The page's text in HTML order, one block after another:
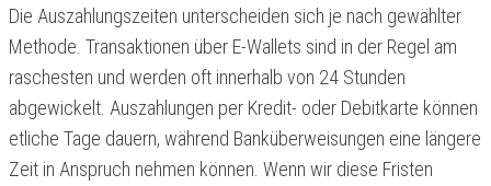
Die Auszahlungszeiten unterscheiden sich je nach gewählter
Methode. Transaktionen über E-Wallets sind in der Regel am
raschesten und werden oft innerhalb von 24 Stunden
abgewickelt. Auszahlungen per Kredit- oder Debitkarte können
etliche Tage dauern, während Banküberweisungen eine längere
Zeit in Anspruch nehmen können. Wenn wir diese Fristen